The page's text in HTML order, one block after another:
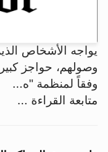
يواجه الأشخاص
وصولهم، حواجز
وفقاً لمنظمة "ه...
متابعة القراءة ...